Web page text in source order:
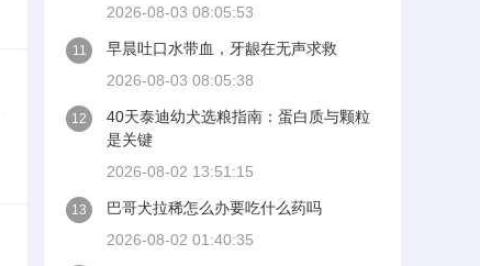
2026-08-03 08:05:53
11
早晨吐口水带血，牙龈在无声求救
2026-08-03 08:05:38
12
40天泰迪幼犬选粮指南：蛋白质与颗粒
是关键
2026-08-02 13:51:15
13
巴哥犬拉稀怎么办要吃什么药吗
2026-08-02 01:40:35